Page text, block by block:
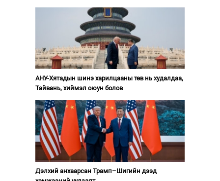
АНУ-Хятадын шинэ харилцааны төв нь худалдаа,
Тайвань, хиймэл оюун болов
Дэлхий анхаарсан Трамп–Шигийн дээд